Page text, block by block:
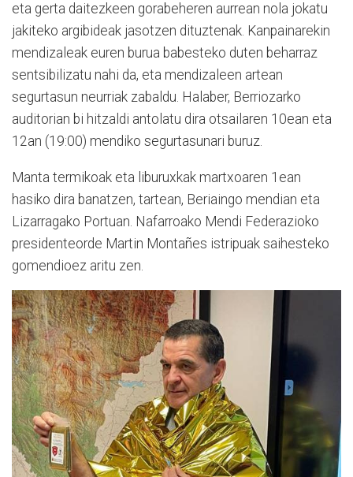
eta gerta daitezkeen gorabeheren aurrean nola jokatu
jakiteko argibideak jasotzen dituztenak. Kanpainarekin
mendizaleak euren burua babesteko duten beharraz
sentsibilizatu nahi da, eta mendizaleen artean
segurtasun neurriak zabaldu. Halaber, Berriozarko
auditorian bi hitzaldi antolatu dira otsailaren 10ean eta
12an (19:00) mendiko segurtasunari buruz.
Manta termikoak eta liburuxkak martxoaren 1ean
hasiko dira banatzen, tartean, Beriaingo mendian eta
Lizarragako Portuan. Nafarroako Mendi Federazioko
presidenteorde Martin Montañes istripuak saihesteko
gomendioez aritu zen.